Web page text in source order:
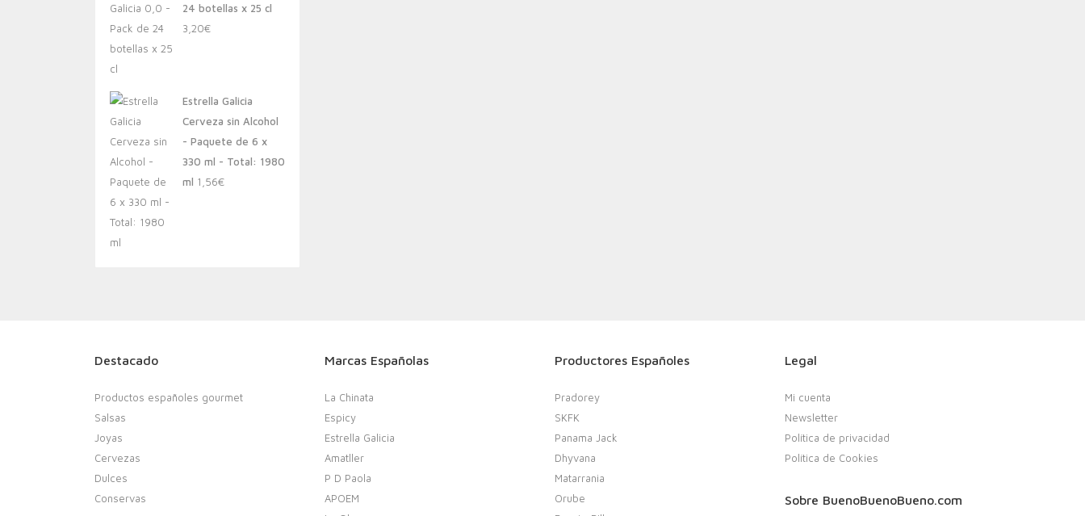
24 botellas x 25 cl
3,20€
Estrella Galicia
Cerveza sin Alcohol
- Paquete de 6 x
330 ml - Total: 1980
ml 1,56€
Destacado
Productos españoles gourmet
Salsas
Joyas
Cervezas
Dulces
Conservas
Marcas Españolas
La Chinata
Espicy
Estrella Galicia
Amatller
P D Paola
APOEM
Productores Españoles
Pradorey
SKFK
Panama Jack
Dhyvana
Matarrania
Orube
Legal
Mi cuenta
Newsletter
Política de privacidad
Política de Cookies
Sobre BuenoBuenoBueno.com